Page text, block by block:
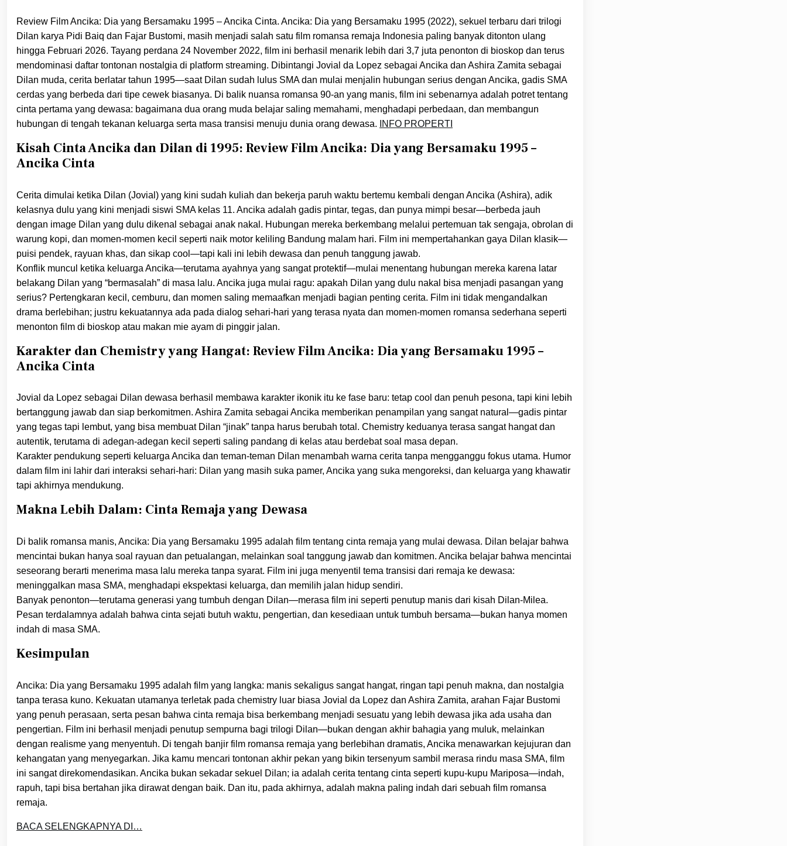
Review Film Ancika: Dia yang Bersamaku 1995 – Ancika Cinta. Ancika: Dia yang Bersamaku 1995 (2022), sekuel terbaru dari trilogi
Dilan karya Pidi Baiq dan Fajar Bustomi, masih menjadi salah satu film romansa remaja Indonesia paling banyak ditonton ulang
hingga Februari 2026. Tayang perdana 24 November 2022, film ini berhasil menarik lebih dari 3,7 juta penonton di bioskop dan terus
mendominasi daftar tontonan nostalgia di platform streaming. Dibintangi Jovial da Lopez sebagai Ancika dan Ashira Zamita sebagai
Dilan muda, cerita berlatar tahun 1995—saat Dilan sudah lulus SMA dan mulai menjalin hubungan serius dengan Ancika, gadis SMA
cerdas yang berbeda dari tipe cewek biasanya. Di balik nuansa romansa 90-an yang manis, film ini sebenarnya adalah potret tentang
cinta pertama yang dewasa: bagaimana dua orang muda belajar saling memahami, menghadapi perbedaan, dan membangun
hubungan di tengah tekanan keluarga serta masa transisi menuju dunia orang dewasa.
INFO PROPERTI
Kisah Cinta Ancika dan Dilan di 1995: Review Film Ancika: Dia yang Bersamaku 1995 –
Ancika Cinta
Cerita dimulai ketika Dilan (Jovial) yang kini sudah kuliah dan bekerja paruh waktu bertemu kembali dengan Ancika (Ashira), adik
kelasnya dulu yang kini menjadi siswi SMA kelas 11. Ancika adalah gadis pintar, tegas, dan punya mimpi besar—berbeda jauh
dengan image Dilan yang dulu dikenal sebagai anak nakal. Hubungan mereka berkembang melalui pertemuan tak sengaja, obrolan di
warung kopi, dan momen-momen kecil seperti naik motor keliling Bandung malam hari. Film ini mempertahankan gaya Dilan klasik—
puisi pendek, rayuan khas, dan sikap cool—tapi kali ini lebih dewasa dan penuh tanggung jawab.
Konflik muncul ketika keluarga Ancika—terutama ayahnya yang sangat protektif—mulai menentang hubungan mereka karena latar
belakang Dilan yang “bermasalah” di masa lalu. Ancika juga mulai ragu: apakah Dilan yang dulu nakal bisa menjadi pasangan yang
serius? Pertengkaran kecil, cemburu, dan momen saling memaafkan menjadi bagian penting cerita. Film ini tidak mengandalkan
drama berlebihan; justru kekuatannya ada pada dialog sehari-hari yang terasa nyata dan momen-momen romansa sederhana seperti
menonton film di bioskop atau makan mie ayam di pinggir jalan.
Karakter dan Chemistry yang Hangat: Review Film Ancika: Dia yang Bersamaku 1995 –
Ancika Cinta
Jovial da Lopez sebagai Dilan dewasa berhasil membawa karakter ikonik itu ke fase baru: tetap cool dan penuh pesona, tapi kini lebih
bertanggung jawab dan siap berkomitmen. Ashira Zamita sebagai Ancika memberikan penampilan yang sangat natural—gadis pintar
yang tegas tapi lembut, yang bisa membuat Dilan “jinak” tanpa harus berubah total. Chemistry keduanya terasa sangat hangat dan
autentik, terutama di adegan-adegan kecil seperti saling pandang di kelas atau berdebat soal masa depan.
Karakter pendukung seperti keluarga Ancika dan teman-teman Dilan menambah warna cerita tanpa mengganggu fokus utama. Humor
dalam film ini lahir dari interaksi sehari-hari: Dilan yang masih suka pamer, Ancika yang suka mengoreksi, dan keluarga yang khawatir
tapi akhirnya mendukung.
Makna Lebih Dalam: Cinta Remaja yang Dewasa
Di balik romansa manis, Ancika: Dia yang Bersamaku 1995 adalah film tentang cinta remaja yang mulai dewasa. Dilan belajar bahwa
mencintai bukan hanya soal rayuan dan petualangan, melainkan soal tanggung jawab dan komitmen. Ancika belajar bahwa mencintai
seseorang berarti menerima masa lalu mereka tanpa syarat. Film ini juga menyentil tema transisi dari remaja ke dewasa:
meninggalkan masa SMA, menghadapi ekspektasi keluarga, dan memilih jalan hidup sendiri.
Banyak penonton—terutama generasi yang tumbuh dengan Dilan—merasa film ini seperti penutup manis dari kisah Dilan-Milea.
Pesan terdalamnya adalah bahwa cinta sejati butuh waktu, pengertian, dan kesediaan untuk tumbuh bersama—bukan hanya momen
indah di masa SMA.
Kesimpulan
Ancika: Dia yang Bersamaku 1995 adalah film yang langka: manis sekaligus sangat hangat, ringan tapi penuh makna, dan nostalgia
tanpa terasa kuno. Kekuatan utamanya terletak pada chemistry luar biasa Jovial da Lopez dan Ashira Zamita, arahan Fajar Bustomi
yang penuh perasaan, serta pesan bahwa cinta remaja bisa berkembang menjadi sesuatu yang lebih dewasa jika ada usaha dan
pengertian. Film ini berhasil menjadi penutup sempurna bagi trilogi Dilan—bukan dengan akhir bahagia yang muluk, melainkan
dengan realisme yang menyentuh. Di tengah banjir film romansa remaja yang berlebihan dramatis, Ancika menawarkan kejujuran dan
kehangatan yang menyegarkan. Jika kamu mencari tontonan akhir pekan yang bikin tersenyum sambil merasa rindu masa SMA, film
ini sangat direkomendasikan. Ancika bukan sekadar sekuel Dilan; ia adalah cerita tentang cinta seperti kupu-kupu Mariposa—indah,
rapuh, tapi bisa bertahan jika dirawat dengan baik. Dan itu, pada akhirnya, adalah makna paling indah dari sebuah film romansa
remaja.
BACA SELENGKAPNYA DI…